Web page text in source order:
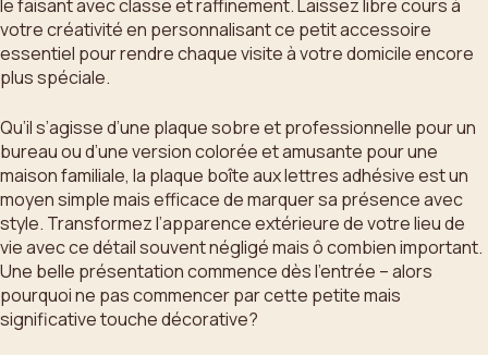
le faisant avec classe et raffinement. Laissez libre cours à
votre créativité en personnalisant ce petit accessoire
essentiel pour rendre chaque visite à votre domicile encore
plus spéciale.
Qu’il s’agisse d’une plaque sobre et professionnelle pour un
bureau ou d’une version colorée et amusante pour une
maison familiale, la plaque boîte aux lettres adhésive est un
moyen simple mais efficace de marquer sa présence avec
style. Transformez l’apparence extérieure de votre lieu de
vie avec ce détail souvent négligé mais ô combien important.
Une belle présentation commence dès l’entrée – alors
pourquoi ne pas commencer par cette petite mais
significative touche décorative?